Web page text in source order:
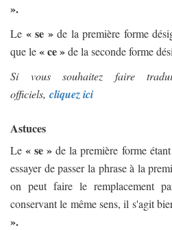
».
Le « se »de la première forme
que le« ce »de la seconde forme
Si vous souhaitez faire
officiels, cliquez ici
Astuces
Le« se »de la première forme
essayer de passer la phrase à la
on peut faire le remplacement
conservant le même sens, il s'agit
».